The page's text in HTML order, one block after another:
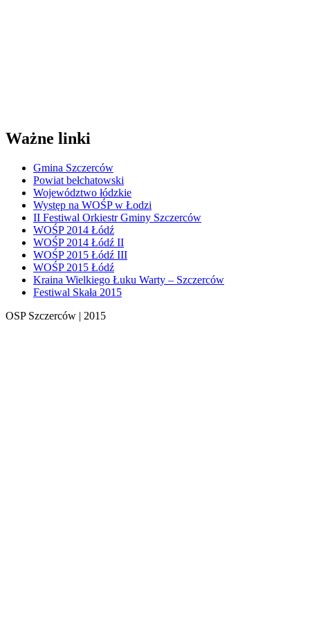
Ważne linki
Gmina Szczerców
Powiat bełchatowski
Województwo łódzkie
Występ na WOŚP w Łodzi
II Festiwal Orkiestr Gminy Szczerców
WOŚP 2014 Łódź
WOŚP 2014 Łódź II
WOŚP 2015 Łódź III
WOŚP 2015 Łódź
Kraina Wielkiego Łuku Warty – Szczerców
Festiwal Skała 2015
OSP Szczerców | 2015